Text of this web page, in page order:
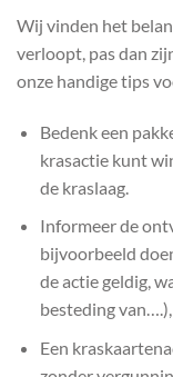
Wij vinden het
verloopt, pas dan
onze handige tips
Bedenk een
krasactie kunt
de kraslaag.
Informeer de
bijvoorbeeld
de actie geldig,
besteding van….),
Een